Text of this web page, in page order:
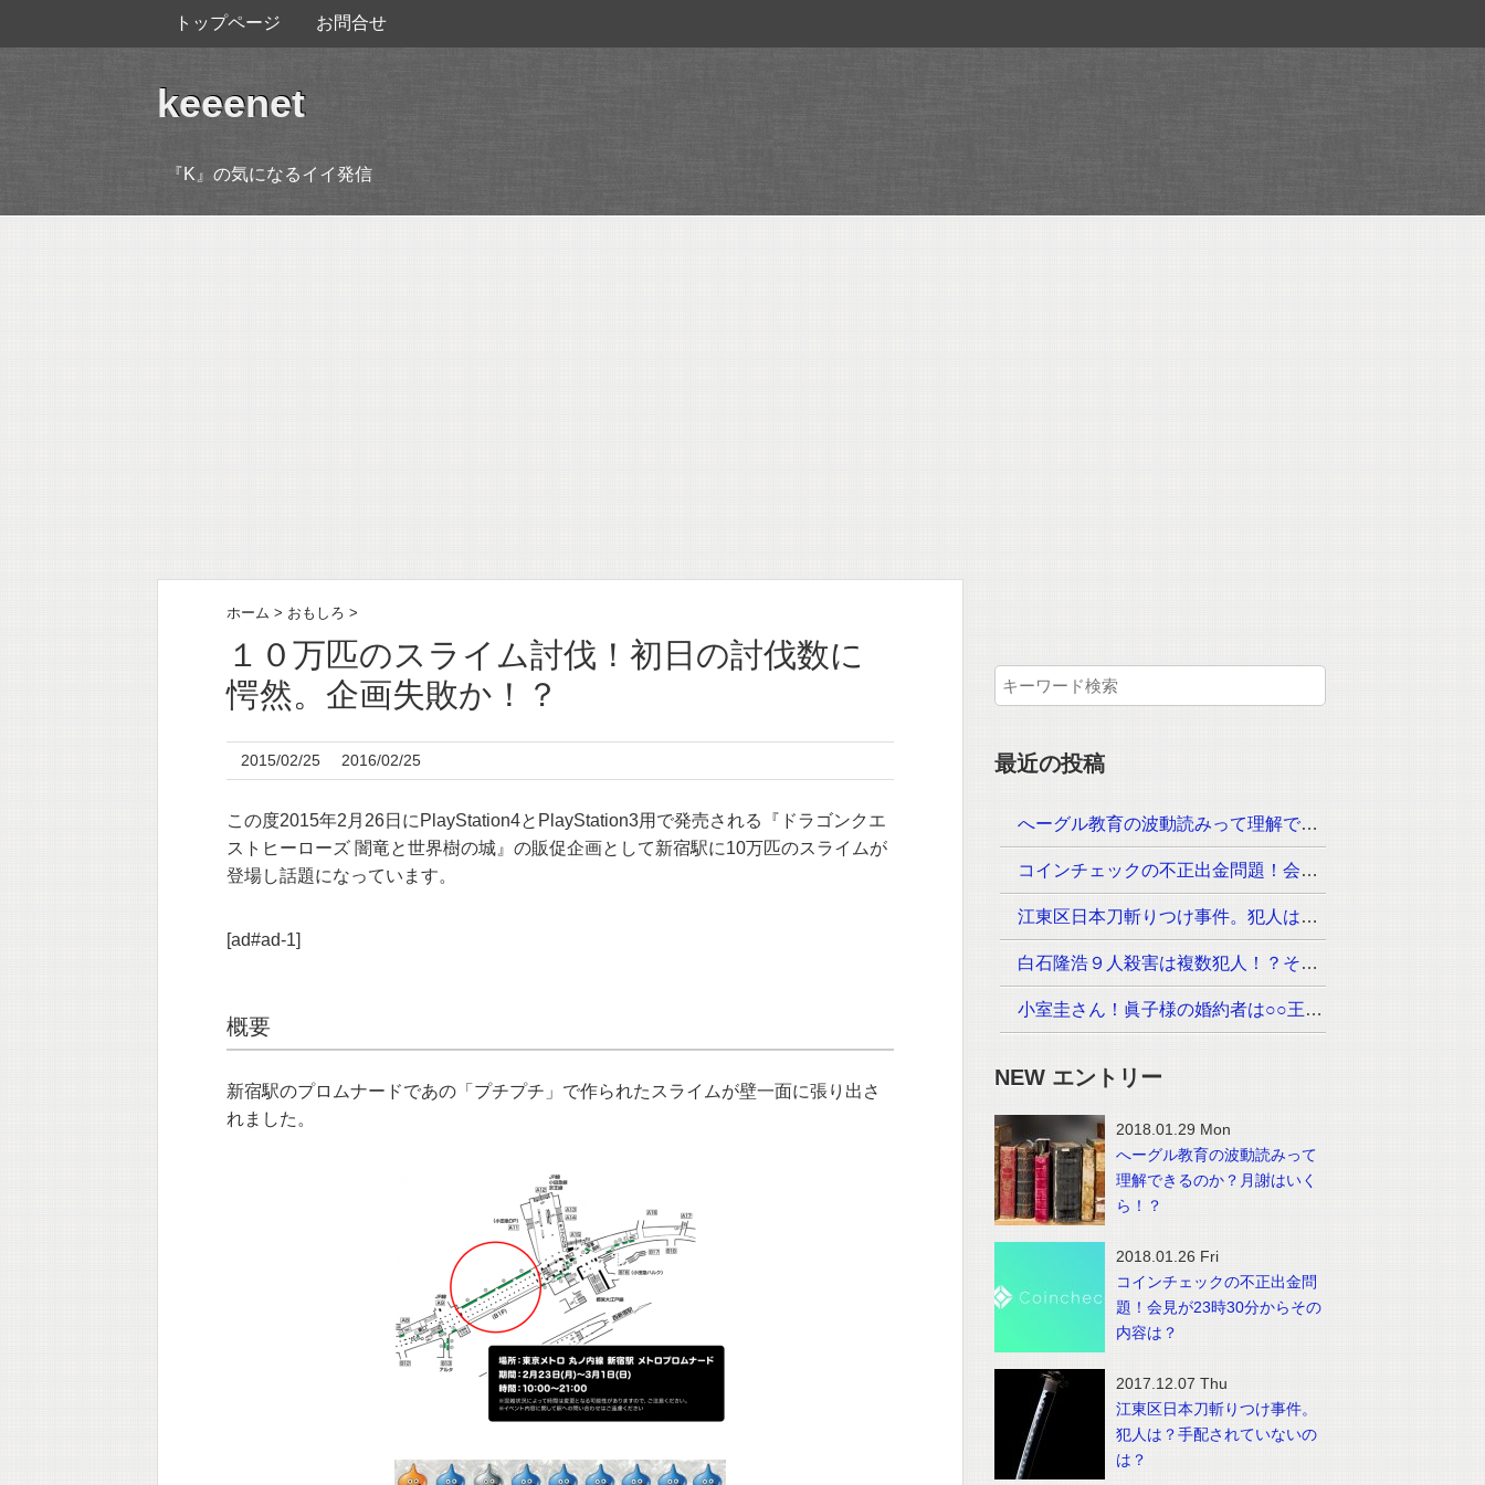
トップページ お問合せ
keeenet
『K』の気になるイイ発信
ホーム > おもしろ >
１０万匹のスライム討伐！初日の討伐数に
愕然。企画失敗か！？
2015/02/25 2016/02/25
この度2015年2月26日にPlayStation4とPlayStation3用で発売される『ドラゴンクエ
ストヒーローズ 闇竜と世界樹の城』の販促企画として新宿駅に10万匹のスライムが
登場し話題になっています。
[ad#ad-1]
概要
新宿駅のプロムナードであの「プチプチ」で作られたスライムが壁一面に張り出さ
れました。
最近の投稿
へーグル教育の波動読みって理解できるのか？月謝はいくら！？
コインチェックの不正出金問題！会見が23時30分からその内容は？
江東区日本刀斬りつけ事件。犯人は？手配されていないのは？
白石隆浩９人殺害は複数犯人！？その手口が次々と判明！なぜ事件が起きたのか？
小室圭さん！眞子様の婚約者は○○王子でイケメン！？画像は？
NEW エントリー
2018.01.29 Mon
へーグル教育の波動読みって
理解できるのか？月謝はいく
ら！？
2018.01.26 Fri
コインチェックの不正出金問
題！会見が23時30分からその
内容は？
2017.12.07 Thu
江東区日本刀斬りつけ事件。
犯人は？手配されていないの
は？